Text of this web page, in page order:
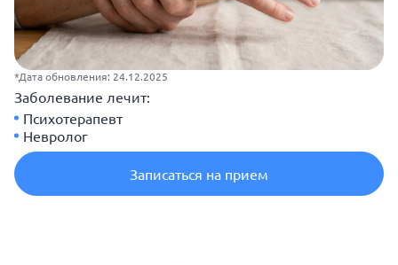
*Дата обновления: 24.12.2025
Заболевание лечит:
Психотерапевт
Невролог
Записаться на прием